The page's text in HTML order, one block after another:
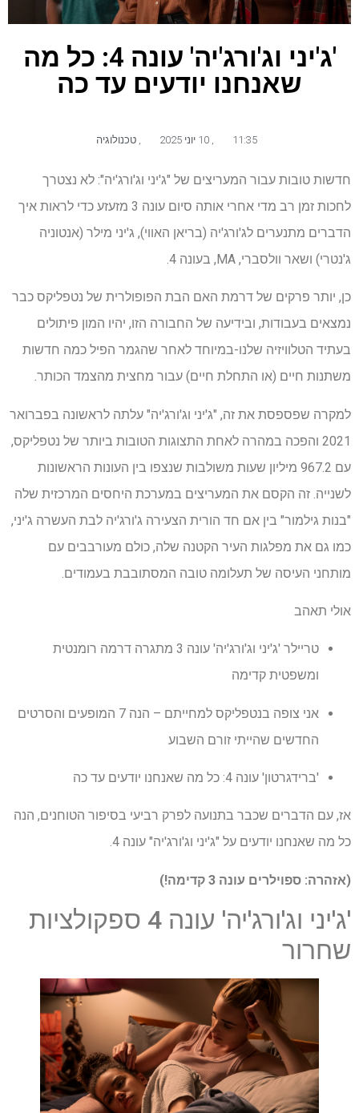
'ג'יני וג'ורג'יה' עונה 4: כל מה
שאנחנו יודעים עד כה
11:35 10 יוני 2025 טכנולוגיה
חדשות טובות עבור המעריצים של "ג'יני וג'ורג'יה": לא נצטרך
לחכות זמן רב מדי אחרי אותה סיום עונה 3 מזעזע כדי לראות איך
הדברים מתנערים לג'ורג'יה (בריאן האווי), ג'יני מילר (אנטוניה
ג'נטרי) ושאר וולסברי, MA, בעונה 4.
כן, יותר פרקים של דרמת האם הבת הפופולרית של נטפליקס כבר
נמצאים בעבודות, ובידיעה של החבורה הזו, יהיו המון פיתולים
בעתיד הטלוויזיה שלנו-במיוחד לאחר שהגמר הפיל כמה חדשות
משתנות חיים (או התחלת חיים) עבור מחצית מהצמד הכותר.
למקרה שפספסת את זה, "ג'יני וג'ורג'יה" עלתה לראשונה בפברואר
2021 והפכה במהרה לאחת התצוגות הטובות ביותר של נטפליקס,
עם 967.2 מיליון שעות משולבות שנצפו בין העונות הראשונות
לשנייה. זה הקסם את המעריצים במערכת היחסים המרכזית שלה
"בנות גילמור" בין אם חד הורית הצעירה ג'ורג'יה לבת העשרה ג'יני,
כמו גם את מפלגות העיר הקטנה שלה, כולם מעורבבים עם
מותחני העיסה של תעלומה טובה המסתובבת בעמודים.
אולי תאהב
טריילר 'ג'יני וג'ורג'יה' עונה 3 מתגרה דרמה רומנטית
ומשפטית קדימה
אני צופה בנטפליקס למחייתם – הנה 7 המופעים והסרטים
החדשים שהייתי זורם השבוע
'ברידגרטון' עונה 4: כל מה שאנחנו יודעים עד כה
אז, עם הדברים שכבר בתנועה לפרק רביעי בסיפור הטוחנים, הנה
כל מה שאנחנו יודעים על "ג'יני וג'ורג'יה" עונה 4.
(אזהרה: ספוילרים עונה 3 קדימה!)
'ג'יני וג'ורג'יה' עונה 4 ספקולציות
שחרור